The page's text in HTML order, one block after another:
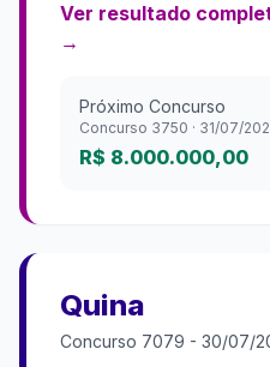
Ver resultado
→
Próximo Concurso
Concurso 3750 · 31/07/
R$ 8.000.000,00
Quina
Concurso 7079 - 30/07/